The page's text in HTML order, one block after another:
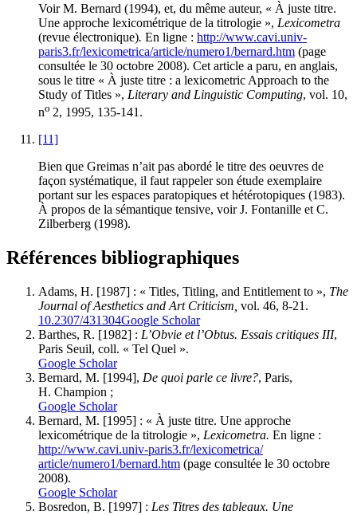
Voir M. Bernard (1994), et, du même auteur, « À juste titre.
Une approche lexicométrique de la titrologie », Lexicometra
(revue électronique). En ligne : http://www.cavi.univ-
paris3.fr/lexicometrica/article/numero1/bernard.htm (page
consultée le 30 octobre 2008). Cet article a paru, en anglais,
sous le titre « À juste titre : a lexicometric Approach to the
Study of Titles », Literary and Linguistic Computing, vol. 10,
no 2, 1995, 135-141.
[11]
Bien que Greimas n’ait pas abordé le titre des oeuvres de
façon systématique, il faut rappeler son étude exemplaire
portant sur les espaces paratopiques et hétérotopiques (1983).
À propos de la sémantique tensive, voir J. Fontanille et C.
Zilberberg (1998).
Références bibliographiques
Adams, H. [1987] : « Titles, Titling, and Entitlement to », The
Journal of Aesthetics and Art Criticism, vol. 46, 8-21.
10.2307/431304Google Scholar
Barthes, R. [1982] : L’Obvie et l’Obtus. Essais critiques III,
Paris Seuil, coll. « Tel Quel ».
Google Scholar
Bernard, M. [1994], De quoi parle ce livre?, Paris,
H. Champion ;
Google Scholar
Bernard, M. [1995] : « À juste titre. Une approche
lexicométrique de la titrologie », Lexicometra. En ligne :
http://www.cavi.univ-paris3.fr/lexicometrica/
article/numero1/bernard.htm (page consultée le 30 octobre
2008).
Google Scholar
Bosredon, B. [1997] : Les Titres des tableaux. Une